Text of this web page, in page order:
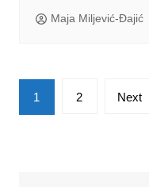
Maja Miljević-Đajić
Posts
pagination
1 2 Next